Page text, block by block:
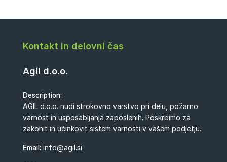
Kontakt in delovni čas
Agil d.o.o.
Description:
AGIL d.o.o. nudi strokovno varstvo pri delu, požarno
varnost in usposabljanja zaposlenih. Poskrbimo za
zakonit in učinkovit sistem varnosti v vašem podjetju.
Email: info@agil.si